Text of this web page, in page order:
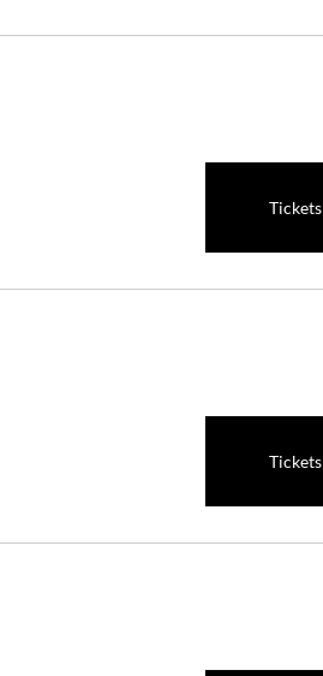
Tickets
Tickets